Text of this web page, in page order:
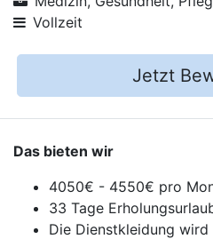
Vollzeit
Jetzt
Das bieten wir
4050€ - 4550€ pro
33 Tage
Die Dienstkleidung